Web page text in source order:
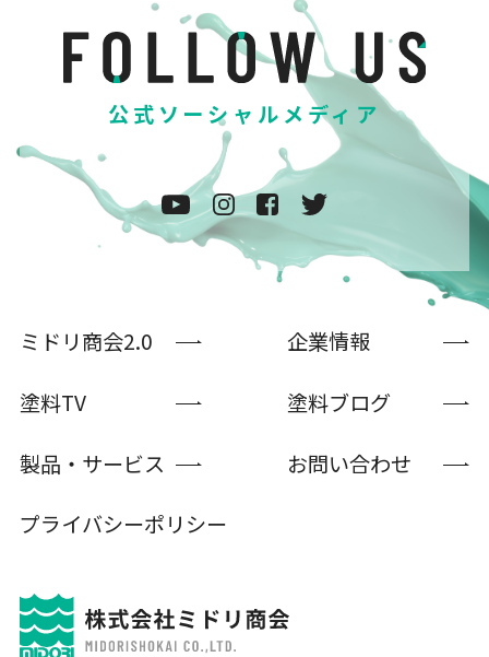
公式ソーシャルメディア
ミドリ商会2.0
企業情報
塗料TV
塗料ブログ
製品・サービス
お問い合わせ
プライバシーポリシー